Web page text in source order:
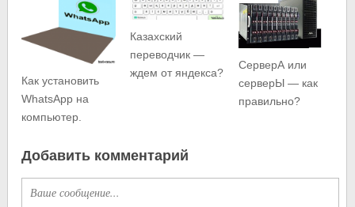
Как установить
WhatsApp на
компьютер.
Казахский
переводчик —
ждем от яндекса?
СерверА или
серверЫ — как
правильно?
Добавить комментарий